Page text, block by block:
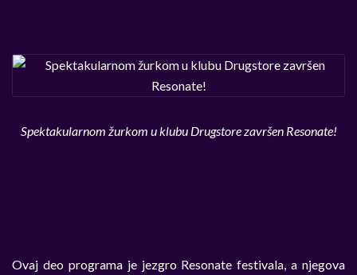
Spektakularnom žurkom u klubu Drugstore završen Resonate!
Ovaj deo programa je jezgro Resonate festivala, a njegova